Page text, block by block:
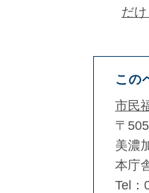
だけ
この
市民
〒
美濃
本庁
Tel：